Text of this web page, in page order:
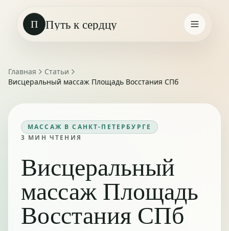
П Путь к сердцу
Главная
Статьи
Висцеральный массаж Площадь Восстания СПб
МАССАЖ В САНКТ-ПЕТЕРБУРГЕ
3 МИН ЧТЕНИЯ
Висцеральный
массаж Площадь
Восстания СПб